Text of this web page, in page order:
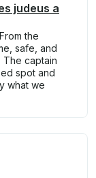
judeus a
the
safe, and
The captain
spot and
what we